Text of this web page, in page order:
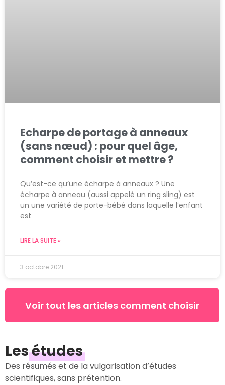
Echarpe de portage à anneaux
(sans nœud) : pour quel âge,
comment choisir et mettre ?
Qu’est-ce qu’une écharpe à anneaux ? Une
écharpe à anneau (aussi appelé un ring sling) est
un une variété de porte-bébé dans laquelle l’enfant
est
LIRE LA SUITE »
3 octobre 2021
Voir tout les articles comment choisir
Lesétudes
Des résumés et de la vulgarisation d’études
scientifiques, sans prétention.